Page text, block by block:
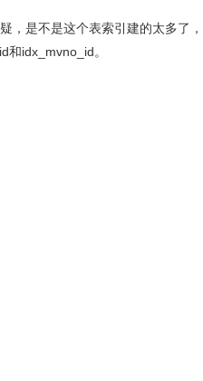
，是不是这个表索引建的太多了，
和idx_mvno_id。